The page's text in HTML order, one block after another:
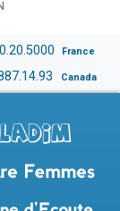
France
Canada